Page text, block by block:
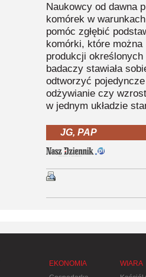
Naukowcy od dawna
komórek w
pomóc zgłębić
komórki, które
produkcji
badaczy stawiała
odtworzyć
odżywianie czy
w jednym układzie
JG, PAP
EKONOMIA
WIARA